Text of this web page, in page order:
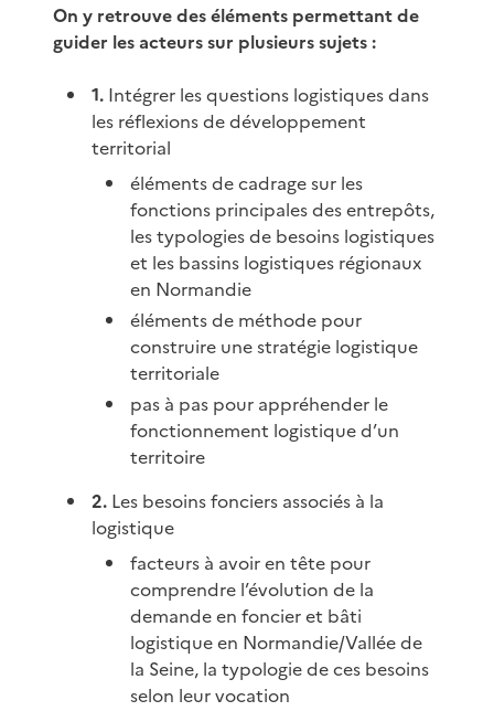
On y retrouve des éléments permettant de
guider les acteurs sur plusieurs sujets :
1. Intégrer les questions logistiques dans
les réflexions de développement
territorial
éléments de cadrage sur les
fonctions principales des entrepôts,
les typologies de besoins logistiques
et les bassins logistiques régionaux
en Normandie
éléments de méthode pour
construire une stratégie logistique
territoriale
pas à pas pour appréhender le
fonctionnement logistique d’un
territoire
2. Les besoins fonciers associés à la
logistique
facteurs à avoir en tête pour
comprendre l’évolution de la
demande en foncier et bâti
logistique en Normandie/Vallée de
la Seine, la typologie de ces besoins
selon leur vocation